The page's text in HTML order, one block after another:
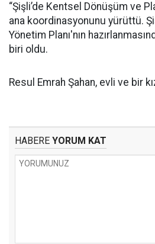
“Şişli’de Kentsel Dönüşüm ve
ana koordinasyonunu yürüttü.
Yönetim Planı'nın
biri oldu.
Resul Emrah Şahan, evli ve bir
HABERE YORUM KAT